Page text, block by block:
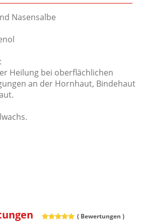
Nasensalbe
Heilung bei oberflächlichen
an der Hornhaut, Bindehaut
( Bewertungen )